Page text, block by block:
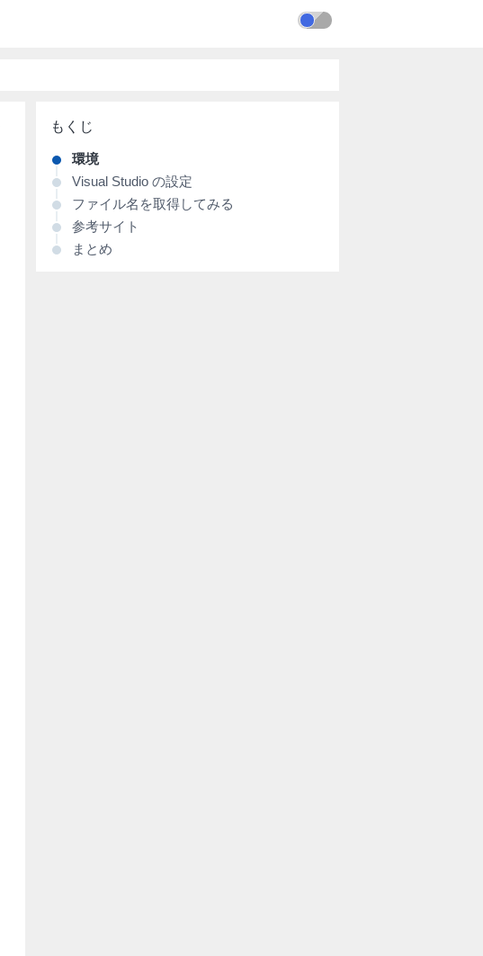
環境
Visual Studio の設定
ファイル名を取得してみる
参考サイト
まとめ